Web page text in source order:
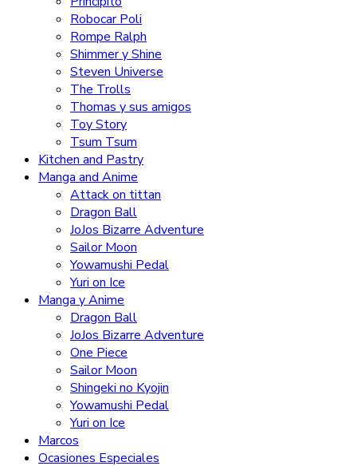
Robocar Poli
Rompe Ralph
Shimmer y Shine
Steven Universe
The Trolls
Thomas y sus amigos
Toy Story
Tsum Tsum
Kitchen and Pastry
Manga and Anime
Attack on tittan
Dragon Ball
JoJos Bizarre Adventure
Sailor Moon
Yowamushi Pedal
Yuri on Ice
Manga y Anime
Dragon Ball
JoJos Bizarre Adventure
One Piece
Sailor Moon
Shingeki no Kyojin
Yowamushi Pedal
Yuri on Ice
Marcos
Ocasiones Especiales